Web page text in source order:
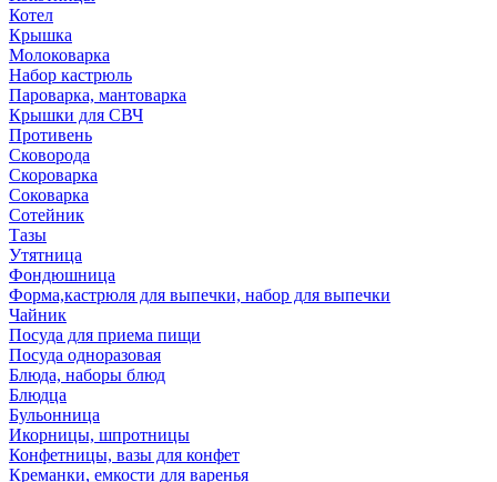
Котел
Крышка
Молоковарка
Набор кастрюль
Пароварка, мантоварка
Крышки для СВЧ
Противень
Сковорода
Скороварка
Соковарка
Сотейник
Тазы
Утятница
Фондюшница
Форма,кастрюля для выпечки, набор для выпечки
Чайник
Посуда для приема пищи
Посуда одноразовая
Блюда, наборы блюд
Блюдца
Бульонница
Икорницы, шпротницы
Конфетницы, вазы для конфет
Креманки, емкости для варенья